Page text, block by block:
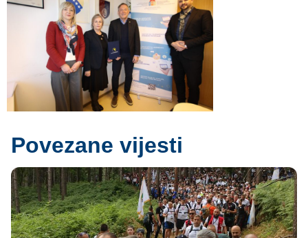
Povezane vijesti